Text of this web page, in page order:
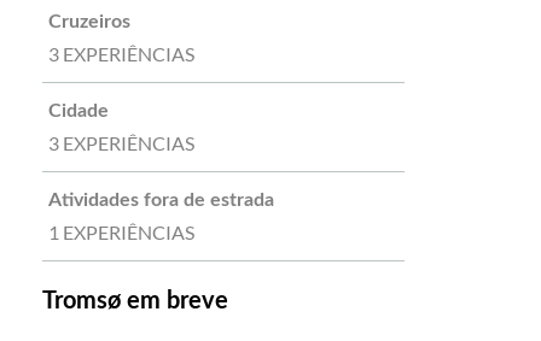
Cruzeiros
3 EXPERIÊNCIAS
Cidade
3 EXPERIÊNCIAS
Atividades fora de estrada
1 EXPERIÊNCIAS
Tromsø em breve